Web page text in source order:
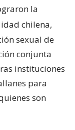
la
chilena,
sexual de
conjunta
instituciones
para
son